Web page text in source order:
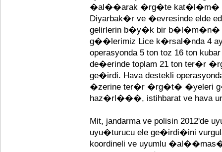
�al��arak �rg�te kat�l�m�
Diyarbak�r ve �evresinde elde
gelirlerin b�y�k bir b�l�m�n�
g��lerimiz Lice k�rsal�nda 4
operasyonda 5 ton toz 16 ton
de�erinde toplam 21 ton ter�r
ge�irdi. Hava destekli
�zerine ter�r �rg�t� �yeleri
haz�rl���, istihbarat ve hava
Mit, jandarma ve polisin 2012'de
uyu�turucu ele ge�irdi�ini
koordineli ve uyumlu